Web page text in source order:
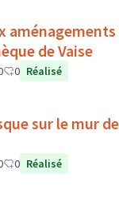
de Vaise
0 Réalisé
sur le mur
0 Réalisé